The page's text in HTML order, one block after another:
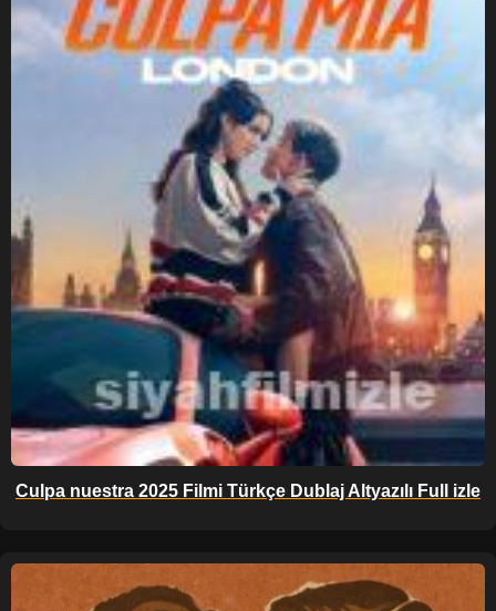
Culpa nuestra 2025 Filmi Türkçe Dublaj Altyazılı Full izle